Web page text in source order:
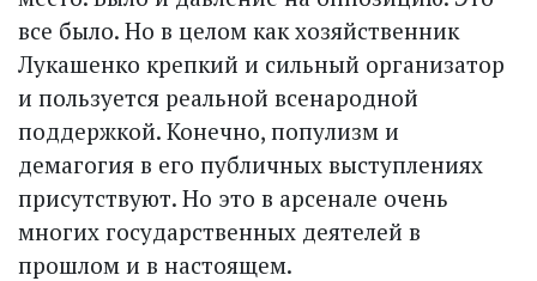
все было. Но в целом как хозяйственник
Лукашенко крепкий и сильный организатор
и пользуется реальной всенародной
поддержкой. Конечно, популизм и
демагогия в его публичных выступлениях
присутствуют. Но это в арсенале очень
многих государственных деятелей в
прошлом и в настоящем.